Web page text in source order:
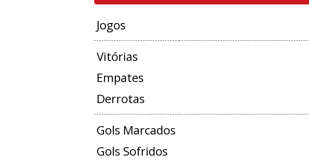
Jogos
Vitórias
Empates
Derrotas
Gols Marcados
Gols Sofridos